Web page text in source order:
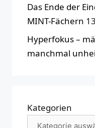
Das Ende der
MINT-Fächern
Hyperfokus –
manchmal
Kategorien